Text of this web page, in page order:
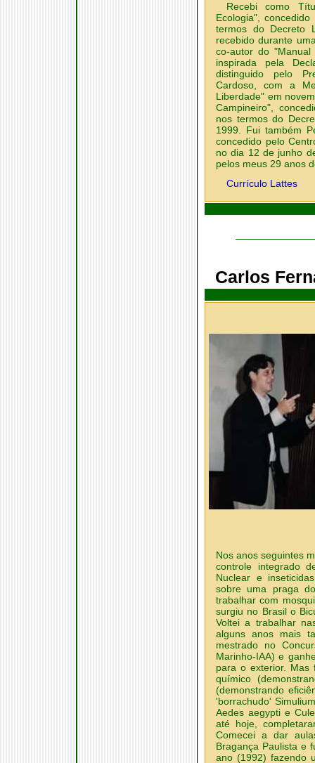
Recebi como
Ecologia",
termos do Decreto
recebido durante
co-autor do "Manual
inspirada pela
distinguido pelo
Cardoso, com a
Liberdade" em
Campineiro",
nos termos do
1999. Fui também
concedido pelo
no dia 12 de junho
pelos meus 29 anos
Currículo Lattes
Carlos
Nos anos seguintes
controle integrado
Nuclear e
sobre uma praga
trabalhar com
surgiu no Brasil o
Voltei a trabalhar
alguns anos mais
mestrado no
Marinho-IAA) e
para o exterior. Mas
químico
(demonstrando
'borrachudo'
Aedes aegypti e
até hoje,
Comecei a dar
Bragança Paulista e
ano (1992) fazendo